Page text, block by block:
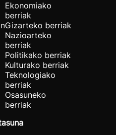
Ekonomiako
berriak
Gizarteko berriak
Nazioarteko
berriak
Politikako berriak
Kulturako berriak
Teknologiako
berriak
Osasuneko
berriak